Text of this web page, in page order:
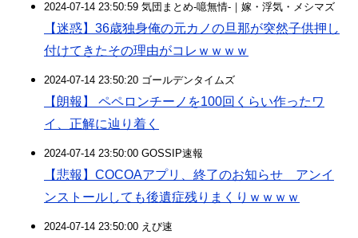
2024-07-14 23:50:59 気団まとめ-噫無情-｜嫁・浮気・メシマズ
【迷惑】36歳独身俺の元カノの旦那が突然子供押し
付けてきたその理由がコレｗｗｗｗ
2024-07-14 23:50:20 ゴールデンタイムズ
【朗報】 ペペロンチーノを100回くらい作ったワ
イ、正解に辿り着く
2024-07-14 23:50:00 GOSSIP速報
【悲報】COCOAアプリ、終了のお知らせ アンイ
ンストールしても後遺症残りまくりｗｗｗｗ
2024-07-14 23:50:00 えび速